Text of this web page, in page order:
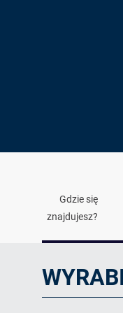
Gdzie się
znajdujesz?